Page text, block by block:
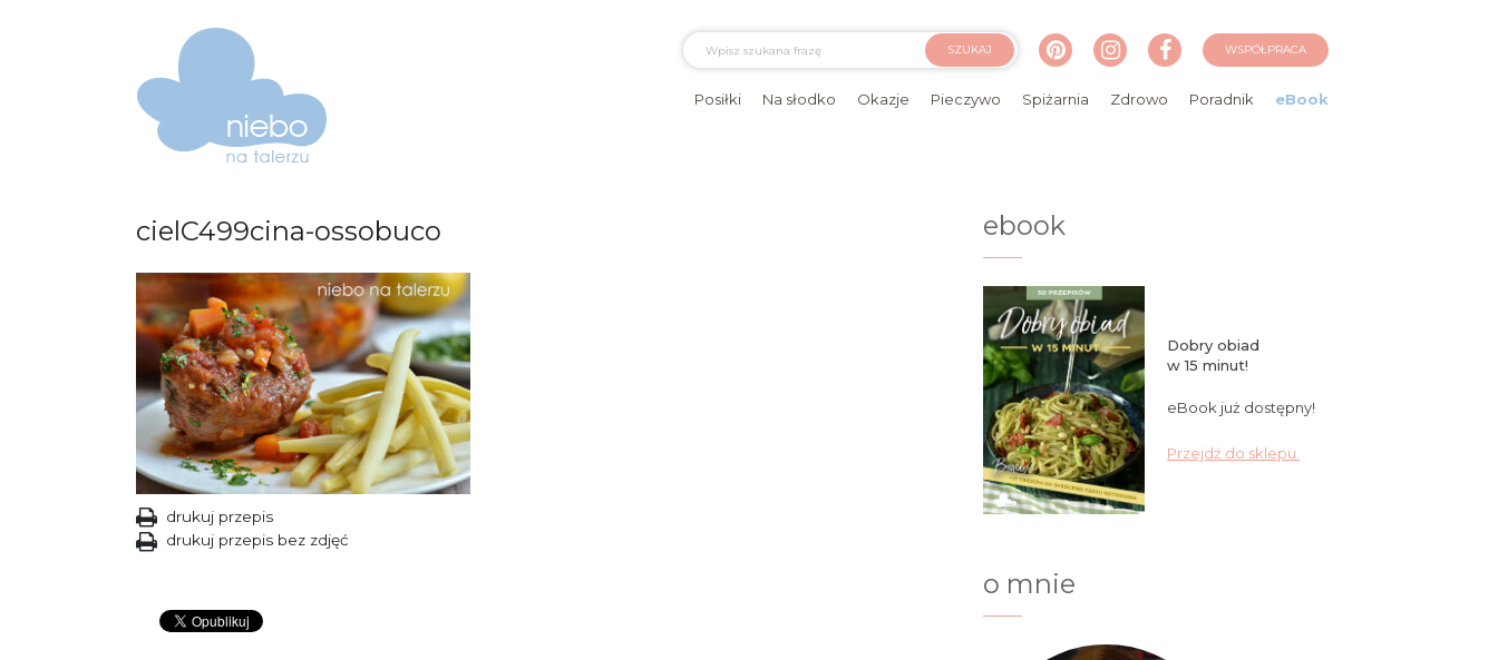
SZUKAJ WSPÓŁPRACA
Posiłki Na słodko Okazje Pieczywo Spiżarnia Zdrowo Poradnik eBook
cielC499cina-ossobuco
drukuj przepis
drukuj przepis bez zdjęć
ebook
Dobry obiad
w 15 minut!
eBook już dostępny!
Przejdź do sklepu.
o mnie